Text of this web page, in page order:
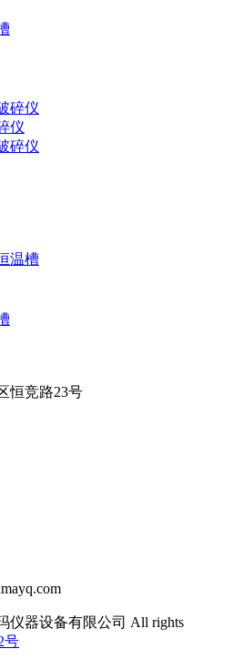
碎仪
仪
碎仪
温槽
恒竞路23号
仪器设备有限公司 All rights
号